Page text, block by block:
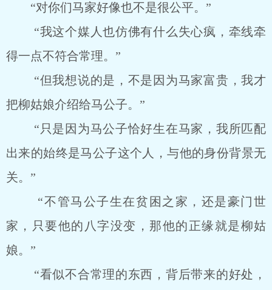
“对你们马家好像也不是很公平。”
“我这个媒人也仿佛有什么失心疯，牵线牵
得一点不符合常理。”
“但我想说的是，不是因为马家富贵，我才
把柳姑娘介绍给马公子。”
“只是因为马公子恰好生在马家，我所匹配
出来的始终是马公子这个人，与他的身份背景无
关。”
“不管马公子生在贫困之家，还是豪门世
家，只要他的八字没变，那他的正缘就是柳姑
娘。”
“看似不合常理的东西，背后带来的好处，